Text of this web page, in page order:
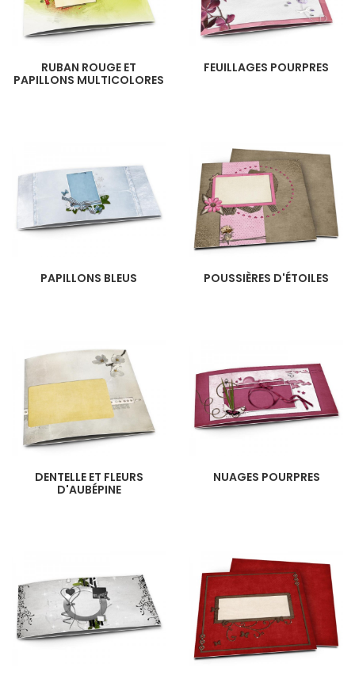
RUBAN ROUGE ET
PAPILLONS MULTICOLORES
FEUILLAGES POURPRES
PAPILLONS BLEUS POUSSIÈRES D'ÉTOILES
DENTELLE ET FLEURS
D'AUBÉPINE
NUAGES POURPRES